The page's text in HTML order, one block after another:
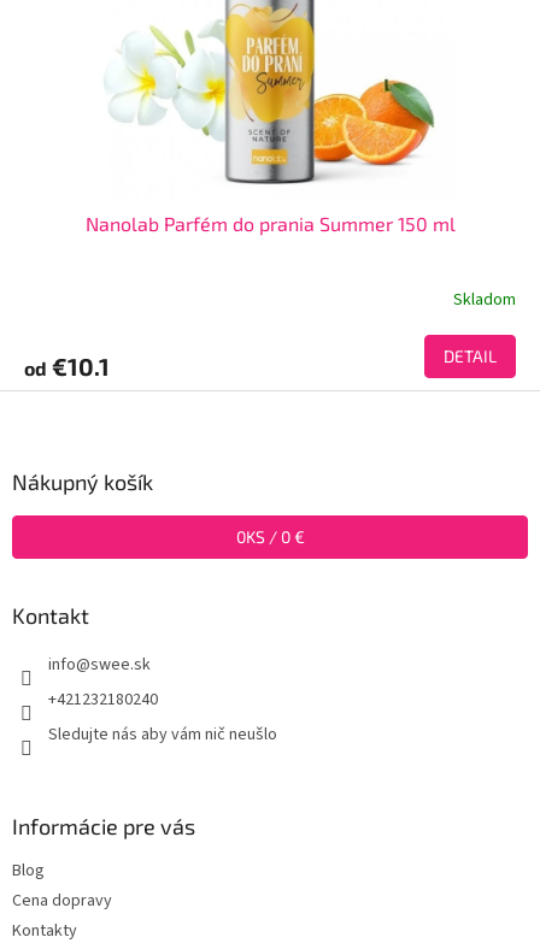
Nanolab Parfém do prania Summer 150 ml
Skladom
od €10.1 DETAIL
Nákupný košík
0KS / 0 €
Kontakt
info@swee.sk
+421232180240
Sledujte nás aby vám nič neušlo
Informácie pre vás
Blog
Cena dopravy
Kontakty